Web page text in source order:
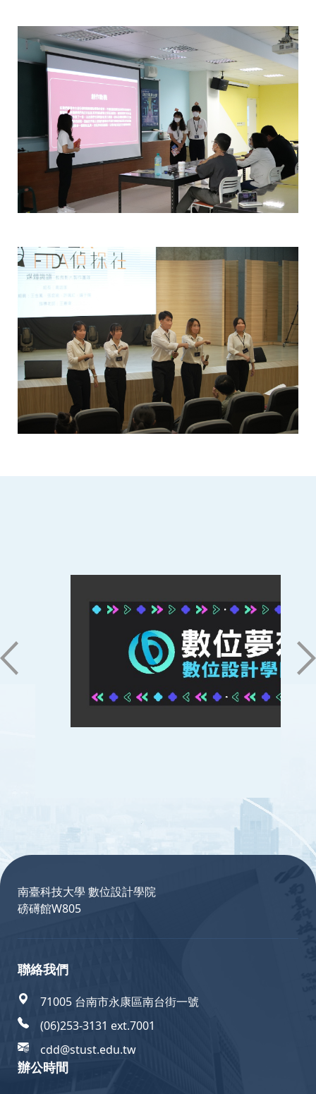
南臺科技大學 數位設計學院
磅礡館W805
聯絡我們
71005 台南市永康區南台街一號
(06)253-3131 ext.7001
cdd@stust.edu.tw
辦公時間